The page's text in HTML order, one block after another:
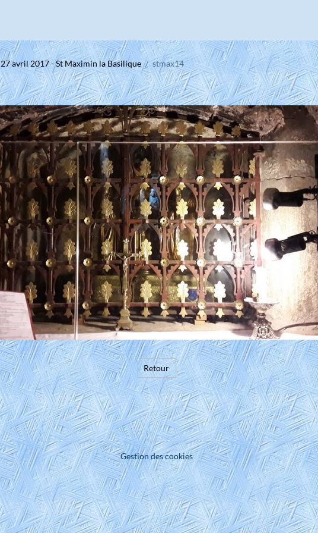
27 avril 2017 - St Maximin la Basilique stmax14
Retour
Gestion des cookies